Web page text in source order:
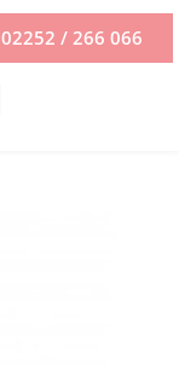
02252 / 266 066